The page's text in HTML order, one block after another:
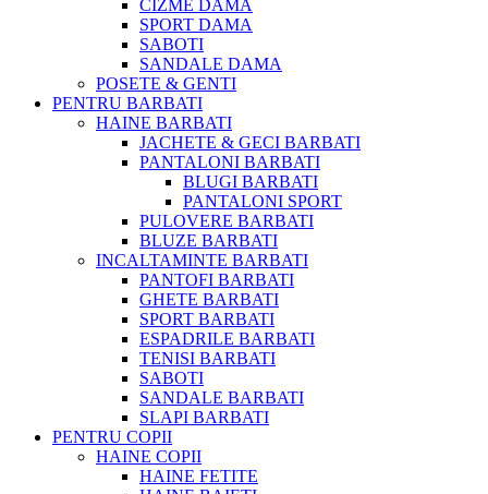
CIZME DAMA
SPORT DAMA
SABOTI
SANDALE DAMA
POSETE & GENTI
PENTRU BARBATI
HAINE BARBATI
JACHETE & GECI BARBATI
PANTALONI BARBATI
BLUGI BARBATI
PANTALONI SPORT
PULOVERE BARBATI
BLUZE BARBATI
INCALTAMINTE BARBATI
PANTOFI BARBATI
GHETE BARBATI
SPORT BARBATI
ESPADRILE BARBATI
TENISI BARBATI
SABOTI
SANDALE BARBATI
SLAPI BARBATI
PENTRU COPII
HAINE COPII
HAINE FETITE